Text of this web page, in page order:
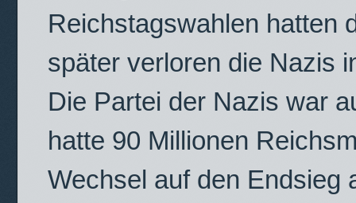
Reichstagswahlen hatten
später verloren die Nazis
Die Partei der Nazis war
hatte 90 Millionen
Wechsel auf den Endsieg